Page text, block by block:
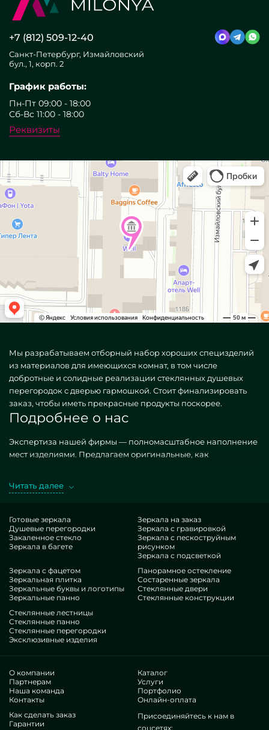
+7 (812) 509-12-40
Санкт-Петербург, Измайловский
бул., 1, корп. 2
График работы:
Пн-Пт 09:00 - 18:00
Сб-Вс 11:00 - 18:00
Реквизиты
Мы разрабатываем отборный набор хороших специзделий
из материалов для имеющихся комнат, в том числе
добротные и солидные реализации стеклянных душевых
перегородок с дверью гармошкой. Стоит финализировать
заказ, чтобы иметь прекрасные продукты поскорее.
Подробнее о нас
Экспертиза нашей фирмы — полномасштабное наполнение
мест изделиями. Предлагаем оригинальные, как
дверью гармошкой. Заполучая подобные модели в
безупречный результат, с сбалансированной ставкой, не
покоряющийся типовым предложениям. Если вы
намереваетесь усовершенствовать свои здания, придать им
эстетики, своеобразия, пренепременно посмотрите наши
лоты, от стеклянных душевых перегородок с дверью
гармошкой и до многообразных фурнитур.
Преимущества нашей бригады
В нашем доступе — спецы максимально разномастных сфер.
У всех продвинутые навык, что усладит даже неугодливых
заказчиков. Активно занимаются оптимизацией
специализированных уровней, предусматривают, как
держаться в затруднительных ситуациях. Произведут и
оборудуют Перегородки из стекла для душа с дверью
гармошкой под ключ.
отдельных лиц. Тысячи приятных рекомендаций —
Читать далее
Готовые зеркала
Душевые перегородки
Закаленное стекло
Зеркала в багете
Зеркала на заказ
Зеркала с гравировкой
Зеркала с пескоструйным
рисунком
Зеркала с подсветкой
Зеркала с фацетом
Зеркальная плитка
Зеркальные буквы и логотипы
Зеркальные панно
Панорамное остекление
Состаренные зеркала
Стеклянные двери
Стеклянные конструкции
Стеклянные лестницы
Стеклянные панно
Стеклянные перегородки
Эксклюзивные изделия
О компании
Партнерам
Наша команда
Контакты
Каталог
Услуги
Портфолио
Онлайн-оплата
Как сделать заказ
Гарантии
Присоединяйтесь к нам в
соцсетях: